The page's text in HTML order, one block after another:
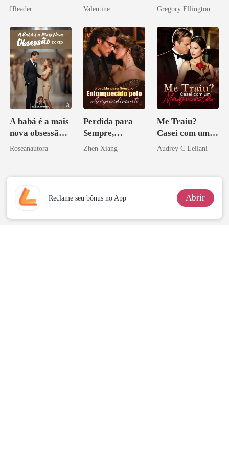
relâmpago com
IReader
inesperada da
esposa
Valentine
meu chefe
Gregory Ellington
A babá é a mais
nova obsessão
do CEO
Roseanautora
Perdida para
Sempre,
Enlouquecido
o
Zhen Xiang
Me Traiu?
Casei com um
Magnata
Audrey C Leilani
Reclame seu bônus no App Abrir